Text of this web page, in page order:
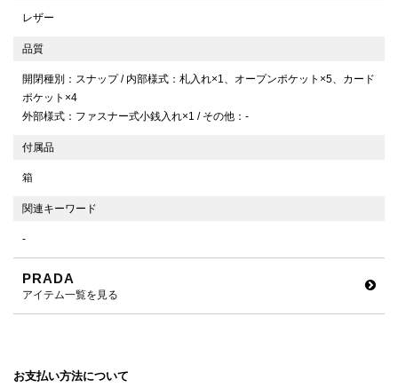
レザー
品質
開閉種別：スナップ / 内部様式：札入れ×1、オープンポケット×5、カード
ポケット×4
外部様式：ファスナー式小銭入れ×1 / その他：-
付属品
箱
関連キーワード
-
PRADA
アイテム一覧を見る
お支払い方法について